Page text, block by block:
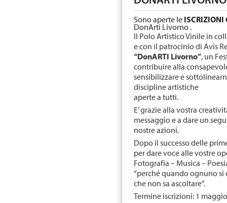
Sono aperte le ISCRIZIONI
DonArti Livorno .
Il Polo Artistico Vinile in
e con il patrocinio di Avis
“DonARTI Livorno”, un
contribuire alla
sensibilizzare e
discipline artistiche
aperte a tutti.
E’ grazie alla vostra
messaggio e a dare un
nostre azioni.
Dopo il successo delle
per dare voce alle vostre
Fotografia – Musica –
“perché quando ognuno si
che non sa ascoltare”.
Termine iscrizioni: 1